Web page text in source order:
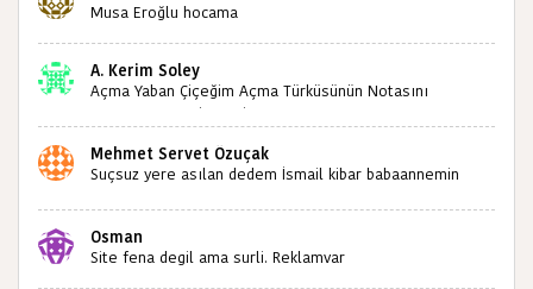
teşekkürler saygılarımla
Musa Eroğlu hocama
A. Kerim Soley
Açma Yaban Çiçeğim Açma Türküsünün Notasını
Bulabilir miyiz ?İlginiz İçin Şimdiden Teşekkürler.
Mehmet Servet Özuçak
Suçsuz yere asılan dedem İsmail kibar babaannemin
Osman
Site fena degil ama surli. Reklamvar